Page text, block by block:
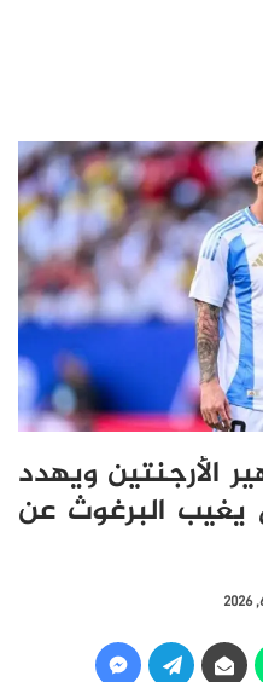
الأرجنتين ويهدد
البرغوث عن